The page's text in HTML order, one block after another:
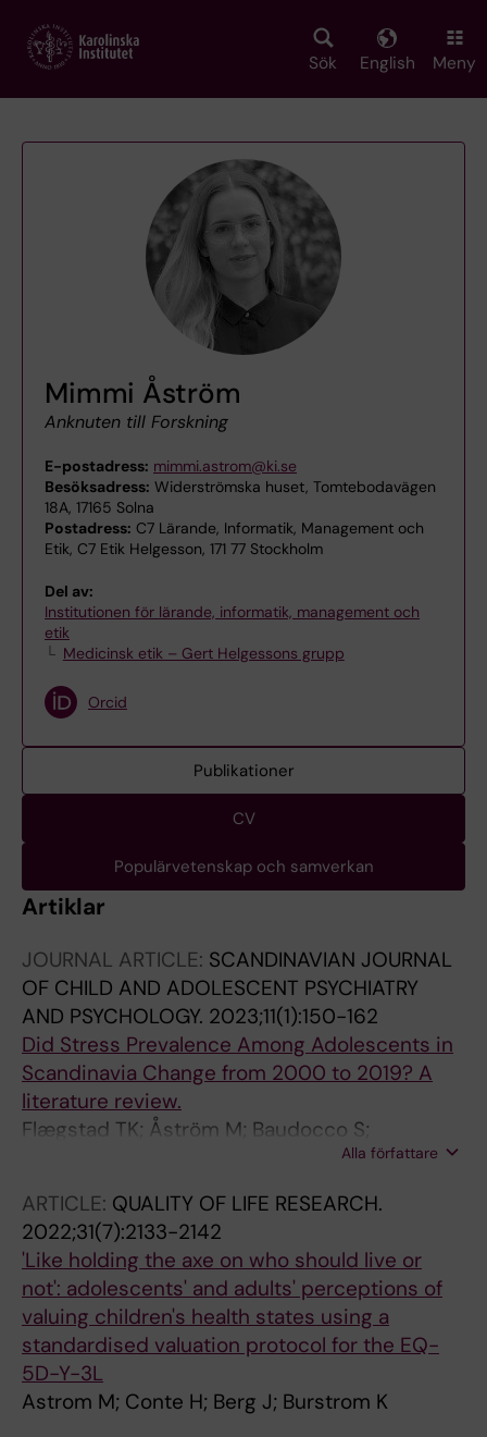
main
Sök English Meny
Mimmi Åström
Anknuten till Forskning
E-postadress: mimmi.astrom@ki.se
Besöksadress: Widerströmska huset, Tomtebodavägen
18A, 17165 Solna
Postadress: C7 Lärande, Informatik, Management och
Etik, C7 Etik Helgesson, 171 77 Stockholm
Del av:
Institutionen för lärande, informatik, management och
etik
Medicinsk etik – Gert Helgessons grupp
Orcid
Publikationer
CV
Populärvetenskap och samverkan
Artiklar
JOURNAL ARTICLE: SCANDINAVIAN JOURNAL
OF CHILD AND ADOLESCENT PSYCHIATRY
AND PSYCHOLOGY. 2023;11(1):150-162
Did Stress Prevalence Among Adolescents in
Scandinavia Change from 2000 to 2019? A
literature review.
Flægstad TK; Åström M; Baudocco S;
Alla författare
ARTICLE: QUALITY OF LIFE RESEARCH.
2022;31(7):2133-2142
'Like holding the axe on who should live or
not': adolescents' and adults' perceptions of
valuing children's health states using a
standardised valuation protocol for the EQ-
5D-Y-3L
Astrom M; Conte H; Berg J; Burstrom K